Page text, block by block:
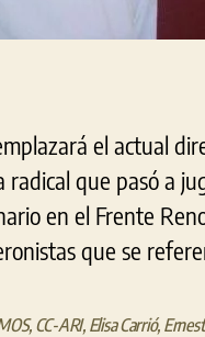
el actual
que pasó a
en el Frente
que se
, CC-ARI, Elisa Carrió,